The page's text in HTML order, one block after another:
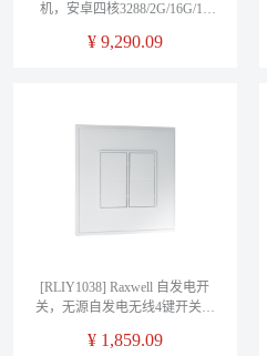
机，安卓四核3288/2G/16G/15
¥ 9,290.09
[RLIY1038] Raxwell 自发电开
关，无源自发电无线4键开关，
RLIY1038， 1个/箱
¥ 1,859.09